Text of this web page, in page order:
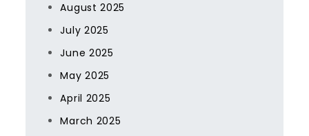
August 2025
July 2025
June 2025
May 2025
April 2025
March 2025